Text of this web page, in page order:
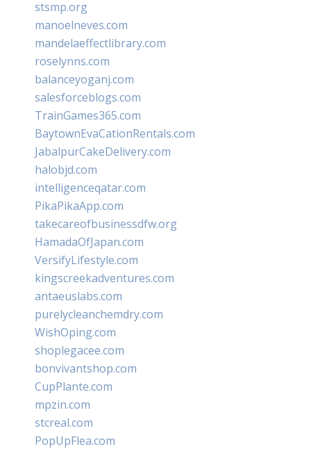
stsmp.org
manoelneves.com
mandelaeffectlibrary.com
roselynns.com
balanceyoganj.com
salesforceblogs.com
TrainGames365.com
BaytownEvaCationRentals.com
JabalpurCakeDelivery.com
halobjd.com
intelligenceqatar.com
PikaPikaApp.com
takecareofbusinessdfw.org
HamadaOfJapan.com
VersifyLifestyle.com
kingscreekadventures.com
antaeuslabs.com
purelycleanchemdry.com
WishOping.com
shoplegacee.com
bonvivantshop.com
CupPlante.com
mpzin.com
stcreal.com
PopUpFlea.com